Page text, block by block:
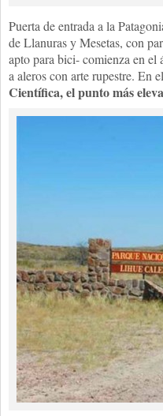
Puerta de entrada a la
de Llanuras y Mesetas, con
apto para bici- comienza en el
a aleros con arte rupestre. En
Científica, el punto más